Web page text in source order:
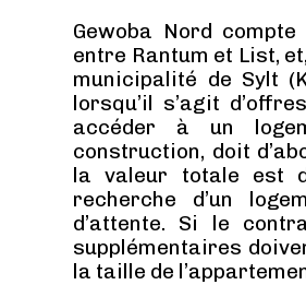
Gewoba Nord
entre Rantum et List,
municipalité de Sylt
lorsqu’il s’agit
accéder à un
construction, doit
la valeur totale est
recherche d’un
d’attente. Si le
supplémentaires
la taille de